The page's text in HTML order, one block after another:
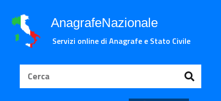
AnagrafeNazionale
Servizi online di Anagrafe e Stato Civile